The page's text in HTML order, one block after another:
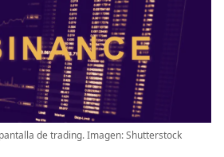
de trading. Imagen: Shutterstock